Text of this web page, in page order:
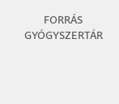
FORRÁS
GYÓGYSZERTÁR